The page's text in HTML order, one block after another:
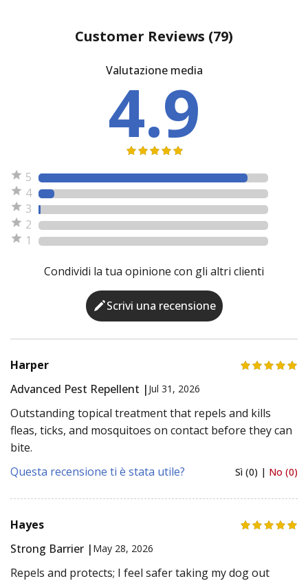
Customer Reviews (79)
Valutazione media
4.9
5
4
3
2
1
Condividi la tua opinione con gli altri clienti
Scrivi una recensione
Harper
Advanced Pest Repellent | Jul 31, 2026
Outstanding topical treatment that repels and kills
fleas, ticks, and mosquitoes on contact before they can
bite.
Questa recensione ti è stata utile?
Sì (0) | No (0)
Hayes
Strong Barrier | May 28, 2026
Repels and protects; I feel safer taking my dog out